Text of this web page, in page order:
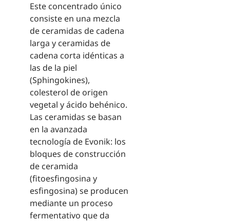
Este concentrado único
consiste en una mezcla
de ceramidas de cadena
larga y ceramidas de
cadena corta idénticas a
las de la piel
(Sphingokines),
colesterol de origen
vegetal y ácido behénico.
Las ceramidas se basan
en la avanzada
tecnología de Evonik: los
bloques de construcción
de ceramida
(fitoesfingosina y
esfingosina) se producen
mediante un proceso
fermentativo que da